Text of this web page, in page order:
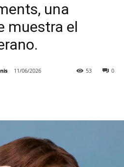
una
muestra el
11/06/2026 0
53